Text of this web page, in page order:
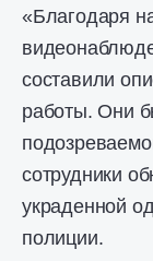
«Благодаря
составили
работы. Они
сотрудники
украденной
полиции.